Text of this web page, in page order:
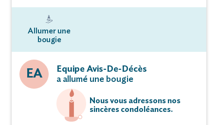
Allumer une
bougie
EA
Equipe Avis-De-Décès
a allumé une bougie
Nous vous adressons nos
sincères condoléances.